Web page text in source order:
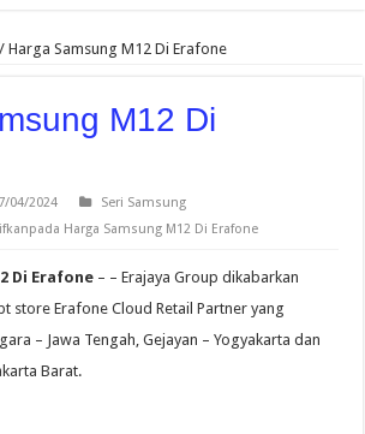
/ Harga Samsung M12 Di Erafone
M12 Di
04/2024
Seri Samsung
pada Harga Samsung M12 Di Erafone
Di Erafone – – Erajaya Group dikabarkan
store Erafone Cloud Retail Partner yang
– Jawa Tengah, Gejayan – Yogyakarta dan
Barat.